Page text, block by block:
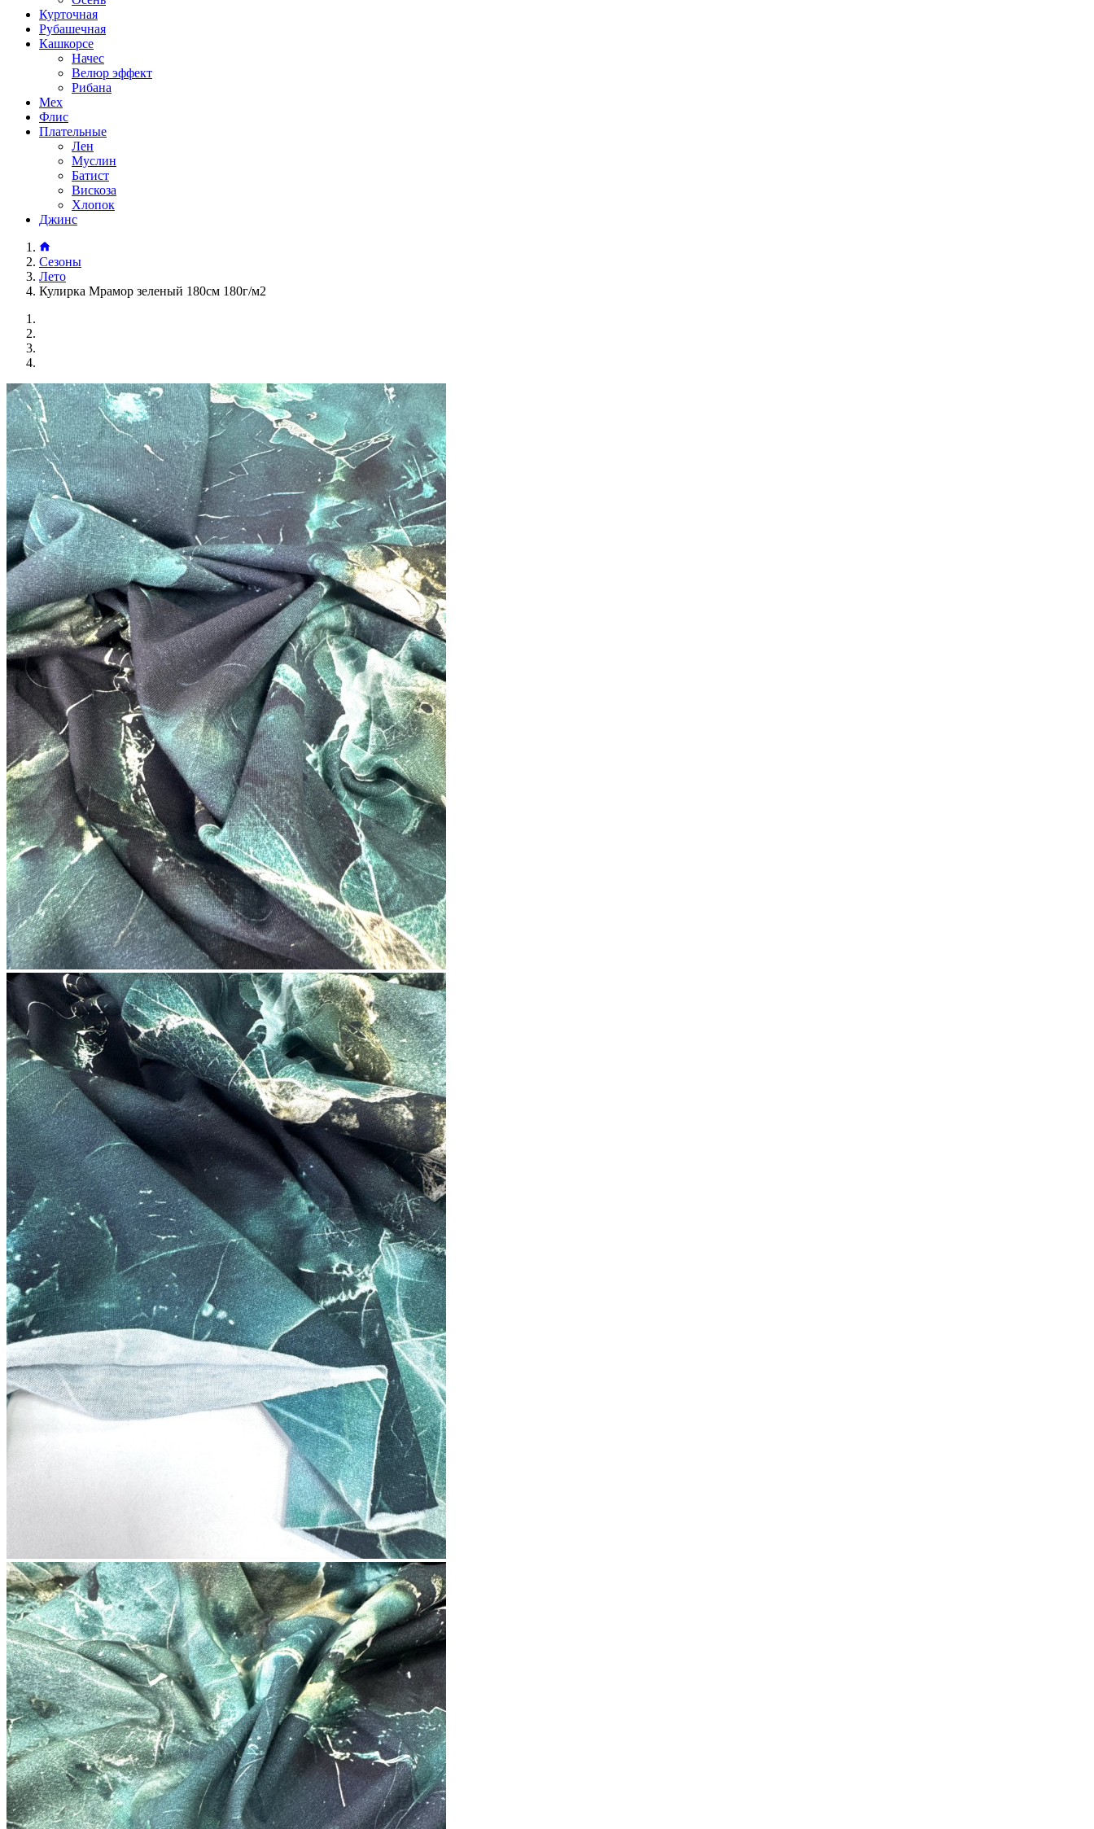
Курточная
Рубашечная
Кашкорсе
Начес
Велюр эффект
Рибана
Мех
Флис
Плательные
Лен
Муслин
Батист
Вискоза
Хлопок
Джинс
Сезоны
Лето
Кулирка Мрамор зеленый 180см 180г/м2